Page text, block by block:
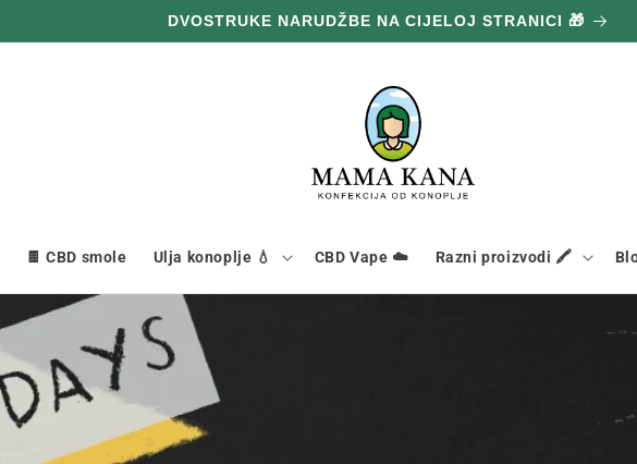
100 g GRATIS ZA SVAKIH POTROŠENIH 100 € 🔥
🍫 CBD smole Ulja konoplje 💧 CBD Vape ☁️ Razni proizvodi 🖍️